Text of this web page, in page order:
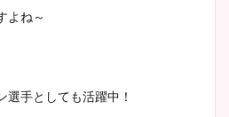
よね～
選手としても活躍中！